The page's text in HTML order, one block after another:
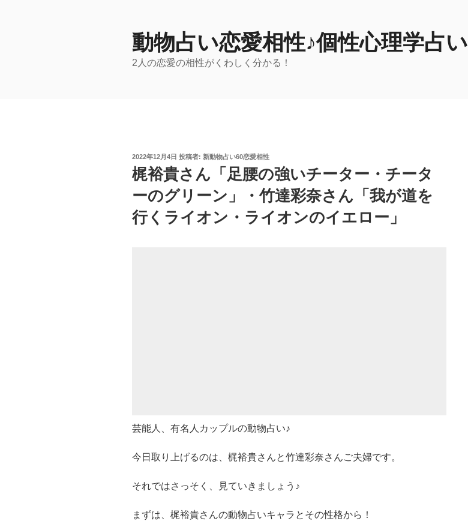
動物占い恋愛相性♪個性心理学占い
2人の恋愛の相性がくわしく分かる！
投
稿
日:
2022年12月4日 投稿者: 新動物占い60恋愛相性
梶裕貴さん「足腰の強いチーター・チータ
ーのグリーン」・竹達彩奈さん「我が道を
行くライオン・ライオンのイエロー」
芸能人、有名人カップルの動物占い♪
今日取り上げるのは、梶裕貴さんと竹達彩奈さんご夫婦です。
それではさっそく、見ていきましょう♪
まずは、梶裕貴さんの動物占いキャラとその性格から！